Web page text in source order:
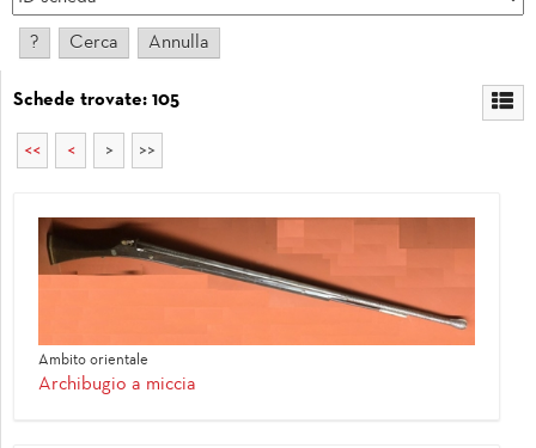
Schede trovate: 105
<< < > >>
Ambito orientale
Archibugio a miccia